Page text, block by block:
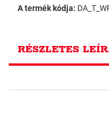
A termék kódja:
RÉSZLETES